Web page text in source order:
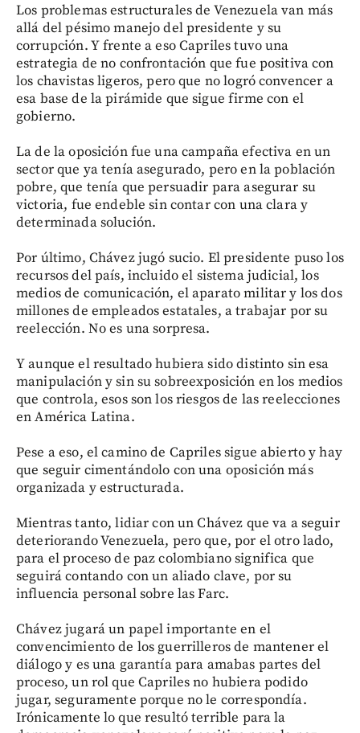
Los problemas estructurales de Venezuela van más
allá del pésimo manejo del presidente y su
corrupción. Y frente a eso Capriles tuvo una
estrategia de no confrontación que fue positiva con
los chavistas ligeros, pero que no logró convencer a
esa base de la pirámide que sigue firme con el
gobierno.
La de la oposición fue una campaña efectiva en un
sector que ya tenía asegurado, pero en la población
pobre, que tenía que persuadir para asegurar su
victoria, fue endeble sin contar con una clara y
determinada solución.
Por último, Chávez jugó sucio. El presidente puso los
recursos del país, incluido el sistema judicial, los
medios de comunicación, el aparato militar y los dos
millones de empleados estatales, a trabajar por su
reelección. No es una sorpresa.
Y aunque el resultado hubiera sido distinto sin esa
manipulación y sin su sobreexposición en los medios
que controla, esos son los riesgos de las reelecciones
en América Latina.
Pese a eso, el camino de Capriles sigue abierto y hay
que seguir cimentándolo con una oposición más
organizada y estructurada.
Mientras tanto, lidiar con un Chávez que va a seguir
deteriorando Venezuela, pero que, por el otro lado,
para el proceso de paz colombiano significa que
seguirá contando con un aliado clave, por su
influencia personal sobre las Farc.
Chávez jugará un papel importante en el
convencimiento de los guerrilleros de mantener el
diálogo y es una garantía para amabas partes del
proceso, un rol que Capriles no hubiera podido
jugar, seguramente porque no le correspondía.
Irónicamente lo que resultó terrible para la